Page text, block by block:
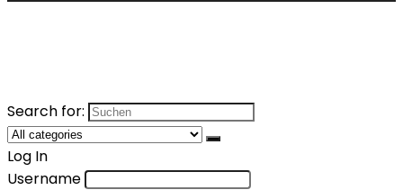
Search for:
Log In
Username